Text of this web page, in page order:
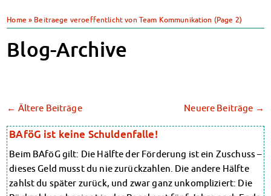
Mensa-FAQs
MensaFeedback
Wohnheime in Magdeburg
Wohnheime in Wernigerode
MIT einander – FÜR einander
Wohnheimtutoren
Schadensmeldung
JoGo – Studibar + Eventspace
Mensa-FAQs
CampusCatering
Wohnen
Wohnheime im Überblick
Wohnheime in Magdeburg
Wohnheime in Wernigerode
Wohnheimantrag & -service
MIT einander – FÜR einander
Wohnheimtutoren
Home » Beitraege veroeffentlicht von Team Kommunikation (Page 2)
Blog-Archive
← Ältere Beiträge Neuere Beiträge →
BAföG ist keine Schuldenfalle!
Beim BAföG gilt: Die Hälfte der Förderung ist ein Zuschuss –
dieses Geld musst du nie zurückzahlen. Die andere Hälfte
zahlst du später zurück, und zwar ganz unkompliziert: Die